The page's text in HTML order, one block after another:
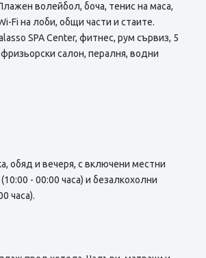
волейбол, боча, тенис на маса,
Fi на лоби, общи части и стаите.
SPA Center, фитнес, рум сървиз, 5
салон, пералня, водни
обяд и вечеря, с включени местни
- 00:00 часа) и безалкохолни
часа).